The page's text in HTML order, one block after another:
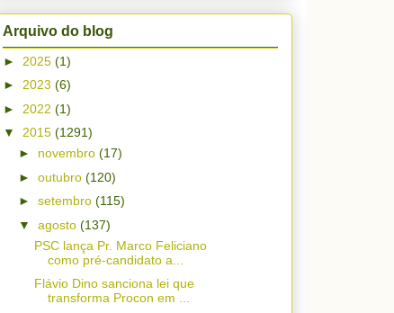
Arquivo do blog
► 2025 (1)
► 2023 (6)
► 2022 (1)
▼ 2015 (1291)
► novembro (17)
► outubro (120)
► setembro (115)
▼ agosto (137)
PSC lança Pr. Marco Feliciano
como pré-candidato a...
Flávio Dino sanciona lei que
transforma Procon em ...